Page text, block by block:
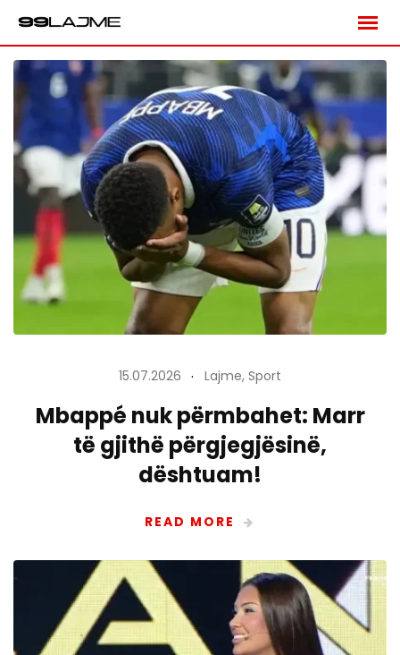
Skip
to
content
15.07.2026 Lajme, Sport
Mbappé nuk përmbahet: Marr
të gjithë përgjegjësinë,
dështuam!
READ MORE